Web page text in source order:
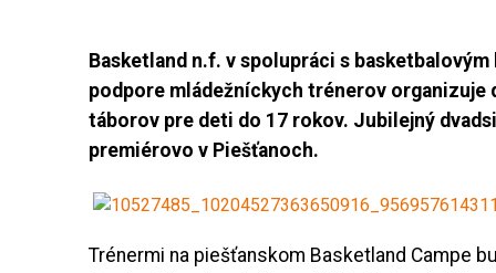
Basketland n.f. v spolupráci s
podpore mládežníckych trénerov
táborov pre deti do 17 rokov. Jubilejný
premiérovo v Piešťanoch.
Trénermi na piešťanskom Basketland Campe